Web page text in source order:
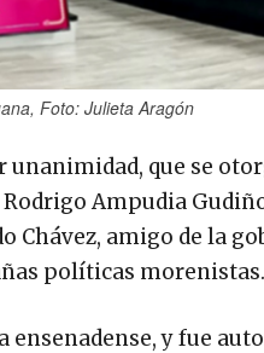
Foto: Julieta Aragón
que se
Rodrigo Ampudia
Chávez, amigo de la
políticas morenistas.
y fue